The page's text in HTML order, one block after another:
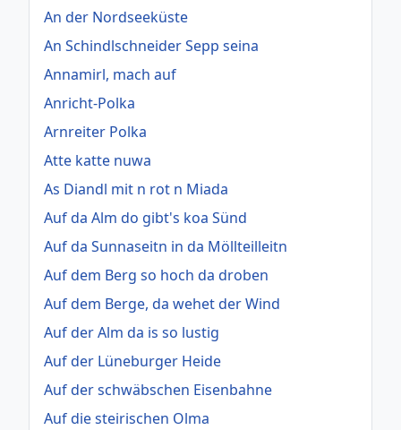
An der Nordseeküste
An Schindlschneider Sepp seina
Annamirl, mach auf
Anricht-Polka
Arnreiter Polka
Atte katte nuwa
As Diandl mit n rot n Miada
Auf da Alm do gibt's koa Sünd
Auf da Sunnaseitn in da Möllteilleitn
Auf dem Berg so hoch da droben
Auf dem Berge, da wehet der Wind
Auf der Alm da is so lustig
Auf der Lüneburger Heide
Auf der schwäbschen Eisenbahne
Auf die steirischen Olma